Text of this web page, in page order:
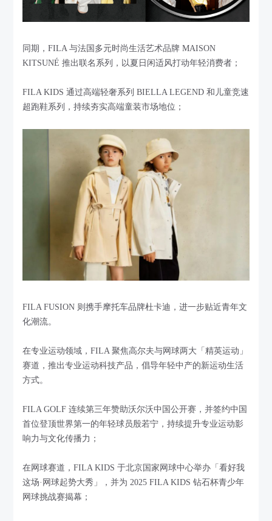
同期，FILA 与法国多元时尚生活艺术品牌 MAISON
KITSUNÉ 推出联名系列，以夏日闲适风打动年轻消费者；
FILA KIDS 通过高端轻奢系列 BIELLA LEGEND 和儿童竞速
超跑鞋系列，持续夯实高端童装市场地位；
FILA FUSION 则携手摩托车品牌杜卡迪，进一步贴近青年文
化潮流。
在专业运动领域，FILA 聚焦高尔夫与网球两大「精英运动」
赛道，推出专业运动科技产品，倡导年轻中产的新运动生活
方式。
FILA GOLF 连续第三年赞助沃尔沃中国公开赛，并签约中国
首位登顶世界第一的年轻球员殷若宁，持续提升专业运动影
响力与文化传播力；
在网球赛道，FILA KIDS 于北京国家网球中心举办「看好我
这场·网球起势大秀」，并为 2025 FILA KIDS 钻石杯青少年
网球挑战赛揭幕；